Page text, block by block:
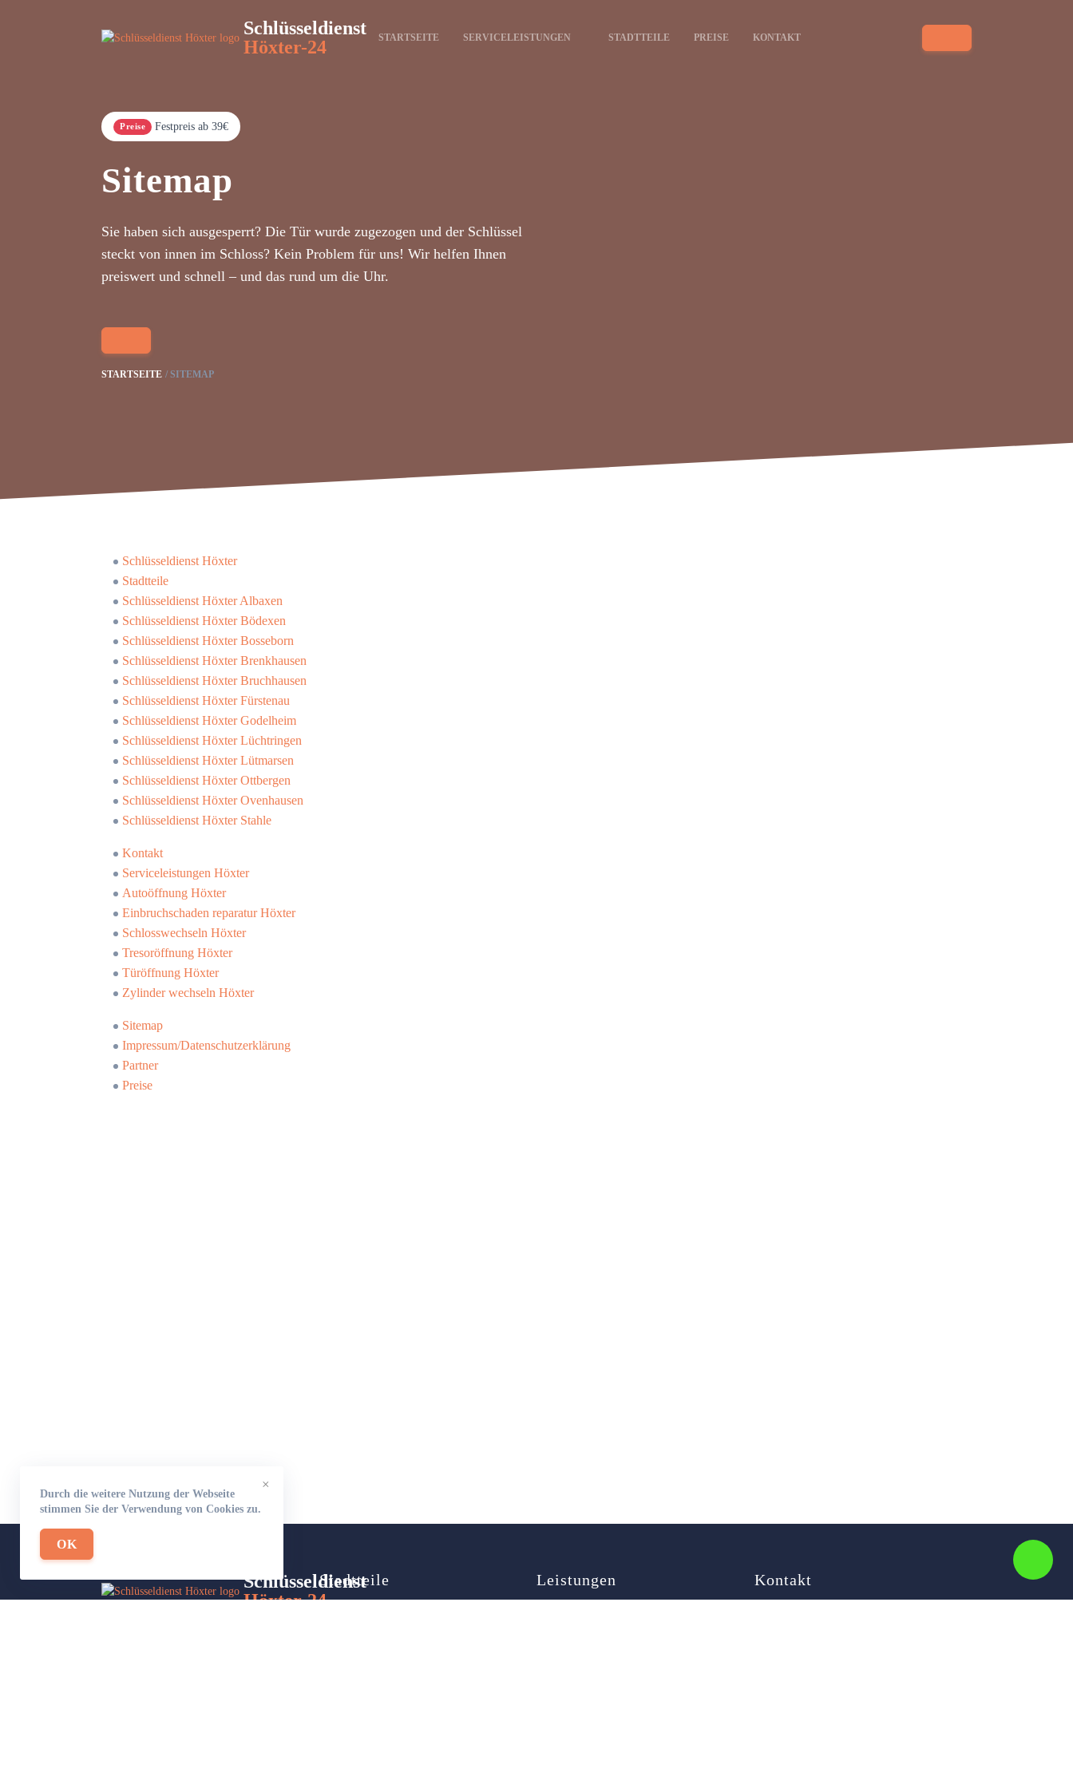
Schlüsseldienst
Höxter-24
STARTSEITE SERVICELEISTUNGEN STADTTEILE PREISE KONTAKT
Preise Festpreis ab 39€
Sitemap
Sie haben sich ausgesperrt? Die Tür wurde zugezogen und der Schlüssel
steckt von innen im Schloss? Kein Problem für uns! Wir helfen Ihnen
preiswert und schnell – und das rund um die Uhr.
STARTSEITE SITEMAP
Schlüsseldienst Höxter
Stadtteile
Schlüsseldienst Höxter Albaxen
Schlüsseldienst Höxter Bödexen
Schlüsseldienst Höxter Bosseborn
Schlüsseldienst Höxter Brenkhausen
Schlüsseldienst Höxter Bruchhausen
Schlüsseldienst Höxter Fürstenau
Schlüsseldienst Höxter Godelheim
Schlüsseldienst Höxter Lüchtringen
Schlüsseldienst Höxter Lütmarsen
Schlüsseldienst Höxter Ottbergen
Schlüsseldienst Höxter Ovenhausen
Schlüsseldienst Höxter Stahle
Kontakt
Serviceleistungen Höxter
Autoöffnung Höxter
Einbruchschaden reparatur Höxter
Schlosswechseln Höxter
Tresoröffnung Höxter
Türöffnung Höxter
Zylinder wechseln Höxter
Sitemap
Impressum/Datenschutzerklärung
Partner
Preise
×
Durch die weitere Nutzung der Webseite
stimmen Sie der Verwendung von Cookies zu.
OK
Schlüsseldienst
Höxter-24
Stadtteile Leistungen Kontakt